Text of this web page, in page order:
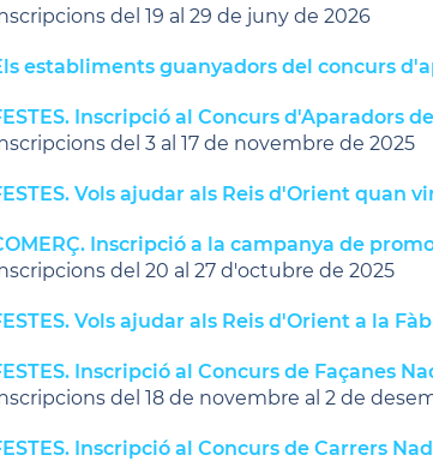
del 19 al 29 de juny de 2026
establiments guanyadors del concurs
Inscripció al Concurs d'Aparadors
del 3 al 17 de novembre de 2025
Vols ajudar als Reis d'Orient quan
Inscripció a la campanya de
del 20 al 27 d'octubre de 2025
Vols ajudar als Reis d'Orient a la
Inscripció al Concurs de Façanes
del 18 de novembre al 2 de
Inscripció al Concurs de Carrers